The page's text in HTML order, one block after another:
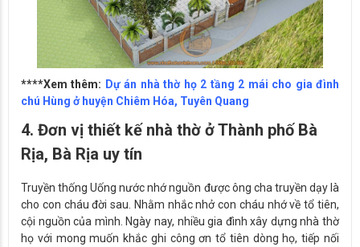
****Xem thêm: Dự án nhà thờ họ 2 tầng 2 mái cho gia đình
chú Hùng ở huyện Chiêm Hóa, Tuyên Quang
4. Đơn vị thiết kế nhà thờ ở Thành phố Bà
Rịa, Bà Rịa uy tín
Truyền thống Uống nước nhớ nguồn được ông cha truyền dạy là
cho con cháu đời sau. Nhằm nhắc nhở con cháu nhớ về tổ tiên,
cội nguồn của mình. Ngày nay, nhiều gia đình xây dựng nhà thờ
họ với mong muốn khắc ghi công ơn tổ tiên dòng họ, tiếp nối